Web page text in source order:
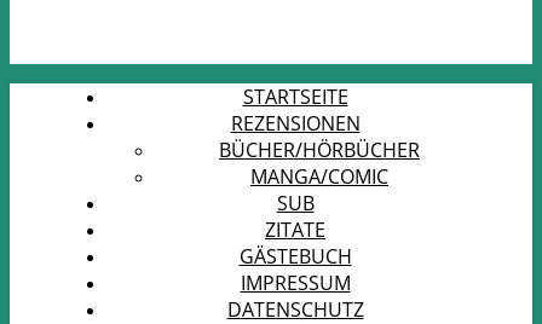
STARTSEITE
REZENSIONEN
BÜCHER/HÖRBÜCHER
MANGA/COMIC
SUB
ZITATE
GÄSTEBUCH
IMPRESSUM
DATENSCHUTZ